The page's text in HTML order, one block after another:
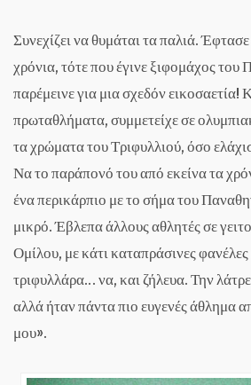
Συνεχίζει να θυμάται τα παλιά.
χρόνια, τότε που έγινε ξιφομάχος
παρέμεινε για μια σχεδόν εικοσαετία!
πρωταθλήματα, συμμετείχε σε
τα χρώματα του Τριφυλλιού, όσο
Να το παράπονό του από εκείνα τα
ένα περικάρπιο με το σήμα του
μικρό. Έβλεπα άλλους αθλητές σε
Ομίλου, με κάτι καταπράσινες φανέλες
τριφυλλάρα… να, και ζήλευα. Την
αλλά ήταν πάντα πιο ευγενές άθλημα
μου».